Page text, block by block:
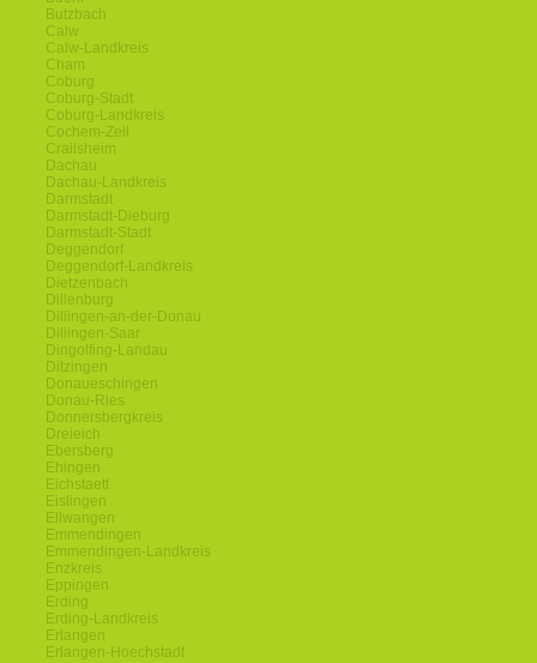
Butzbach
Calw
Calw-Landkreis
Cham
Coburg
Coburg-Stadt
Coburg-Landkreis
Cochem-Zell
Crailsheim
Dachau
Dachau-Landkreis
Darmstadt
Darmstadt-Dieburg
Darmstadt-Stadt
Deggendorf
Deggendorf-Landkreis
Dietzenbach
Dillenburg
Dillingen-an-der-Donau
Dillingen-Saar
Dingolfing-Landau
Ditzingen
Donaueschingen
Donau-Ries
Donnersbergkreis
Dreieich
Ebersberg
Ehingen
Eichstaett
Eislingen
Ellwangen
Emmendingen
Emmendingen-Landkreis
Enzkreis
Eppingen
Erding
Erding-Landkreis
Erlangen
Erlangen-Hoechstadt